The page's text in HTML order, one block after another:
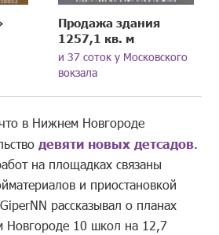
Продажа здания
1257,1 кв. м
и 37 соток у Московского
вокзала
в Нижнем Новгороде
девяти новых детсадов.
на площадках связаны
и приостановкой
рассказывал о планах
Новгороде 10 школ на 12,7